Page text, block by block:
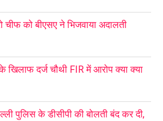
चीफ को बीएसए ने भिजवाया अदालती
खिलाफ दर्ज चौथी FIR में आरोप क्या क्या
पुलिस के डीसीपी की बोलती बंद कर दी,